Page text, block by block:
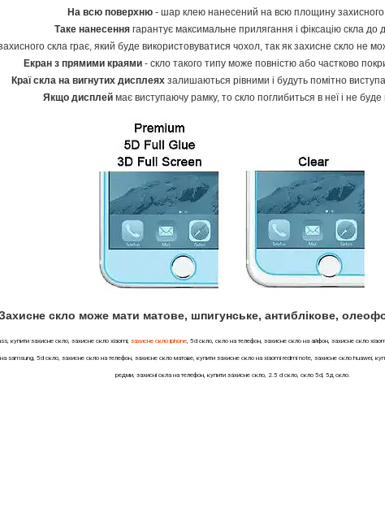
На всю поверхню- шар клею нанесений на всю площину захисного
Таке нанесення гарантує максимальне прилягання і фіксацію скла до
скла грає, який буде використовуватися чохол, так як захисне скло не
Екран з прямими краями- скло такого типу може повністю або частково
Краї скла на вигнутих дисплеяхзалишаються рівними і будуть помітно
Якщо дисплеймає виступаючу рамку, то скло поглибиться в неї і не буде
скло може мати матове, шпигунське, антиблікове,
купити захисне скло, захисне скло xiaomi, захисне скло iphone, 5d скло, скло на телефон, захисне скло на айфон, захисне скло
samsung, 5d скло, захисне скло на телефон, захисне скло матове, купити захисне скло на xiaomi redmi note, захисне скло huawei,
редми, захисні скла на телефон, купити захисне скло, 2.5 d скло, скло 5d, 5д скло.